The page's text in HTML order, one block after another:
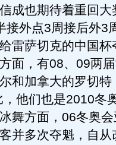
成也期待着重回大
接外点3周接后外3
雷萨切克的中国杯
面，有08、09两
和加拿大的罗切特
他们也是2010冬
舞方面，06冬奥
并多次夺魁，自